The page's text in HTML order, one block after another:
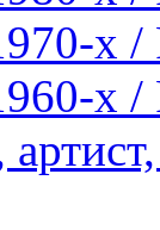
х /
х /